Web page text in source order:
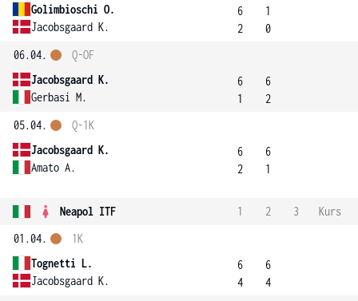
Golimbioschi O.
Jacobsgaard K.
6
2
1
0
06.04.
Jacobsgaard K.
Gerbasi M.
Q-OF
6
1
6
2
05.04.
Jacobsgaard K.
Amato A.
Q-1K
6
2
6
1
Neapol ITF 1 2 3
Kurs
01.04.
Tognetti L.
Jacobsgaard K.
1K
6
4
6
4